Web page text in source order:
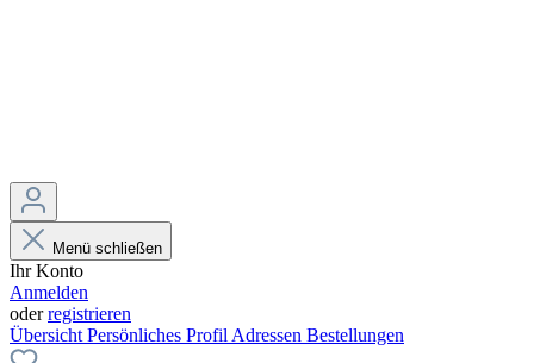
Menü schließen
Ihr Konto
Anmelden
oderregistrieren
Übersicht Persönliches Profil Adressen Bestellungen